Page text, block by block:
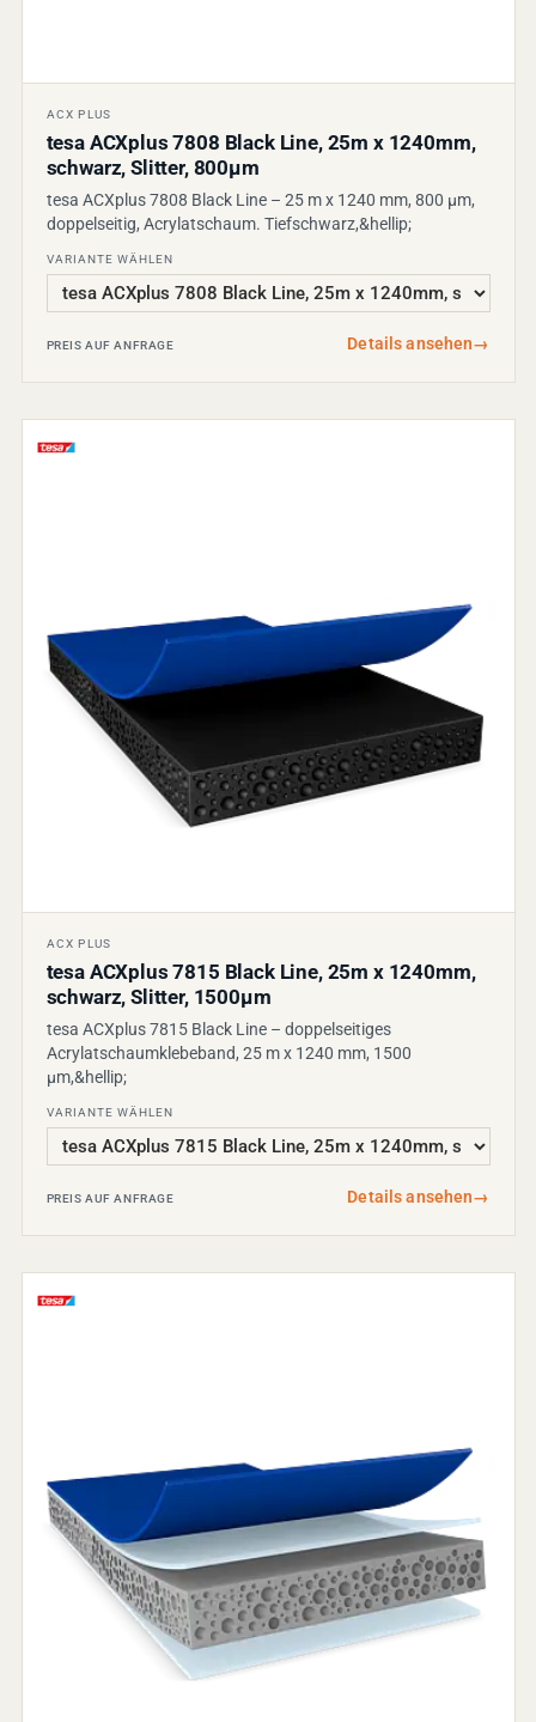
ACX PLUS
tesa ACXplus 7808 Black Line, 25m x 1240mm,
schwarz, Slitter, 800µm
tesa ACXplus 7808 Black Line – 25 m x 1240 mm, 800 µm,
doppelseitig, Acrylatschaum. Tiefschwarz,&hellip;
VARIANTE WÄHLEN
PREIS AUF ANFRAGE Details ansehen→
ACX PLUS
tesa ACXplus 7815 Black Line, 25m x 1240mm,
schwarz, Slitter, 1500µm
tesa ACXplus 7815 Black Line – doppelseitiges
Acrylatschaumklebeband, 25 m x 1240 mm, 1500
µm,&hellip;
VARIANTE WÄHLEN
PREIS AUF ANFRAGE Details ansehen→